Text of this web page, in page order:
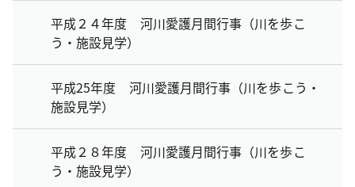
平成２４年度 河川愛護月間行事（川を歩こ
う・施設見学）
平成25年度 河川愛護月間行事（川を歩こう・
施設見学）
平成２８年度 河川愛護月間行事（川を歩こ
う・施設見学）